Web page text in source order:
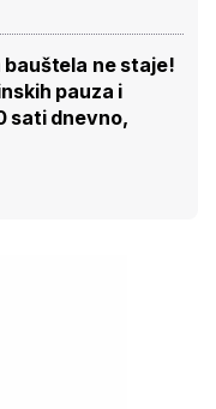
ne staje!
pauza i
sati dnevno,